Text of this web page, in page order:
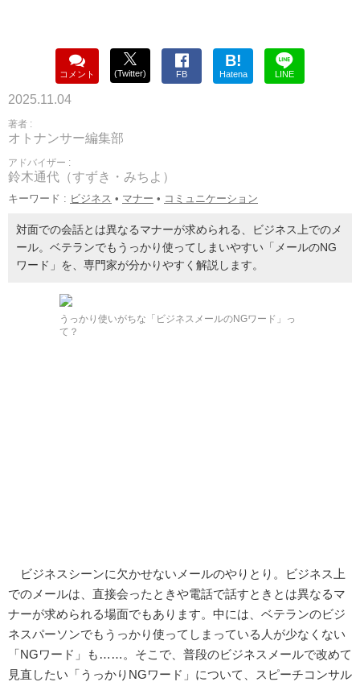
コメント (Twitter) FB
B!
Hatena LINE
2025.11.04
著者 :
オトナンサー編集部
アドバイザー :
鈴⽊通代（すずき・みちよ）
キーワード : ビジネス • マナー • コミュニケーション
対面での会話とは異なるマナーが求められる、ビジネス上でのメ
ール。ベテランでもうっかり使ってしまいやすい「メールのNG
ワード」を、専門家が分かりやすく解説します。
うっかり使いがちな「ビジネスメールのNGワード」っ
て？
ビジネスシーンに欠かせないメールのやりとり。ビジネス上
でのメールは、直接会ったときや電話で話すときとは異なるマ
ナーが求められる場面でもあります。中には、ベテランのビジ
ネスパーソンでもうっかり使ってしまっている人が少なくない
「NGワード」も……。そこで、普段のビジネスメールで改めて
見直したい「うっかりNGワード」について、スピーチコンサル